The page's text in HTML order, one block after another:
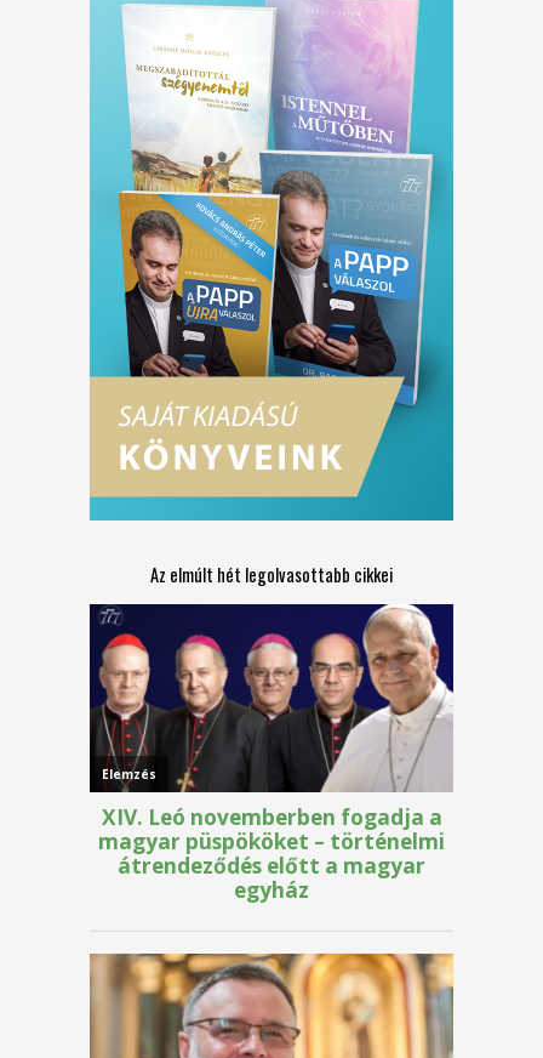
Az elmúlt hét legolvasottabb cikkei